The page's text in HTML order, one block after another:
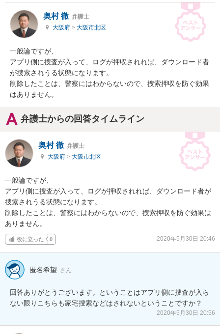
奥村 徹 弁護士
大阪府 > 大阪市北区
一般論ですが、
アプリ側に捜査が入って、ログが押収されれば、ダウンロード者
が捜索されうる状態になります。
削除したことは、警察にはわからないので、捜索押収を防ぐ効果
はありません。
弁護士からの回答タイムライン
奥村 徹 弁護士
大阪府 > 大阪市北区
一般論ですが、
アプリ側に捜査が入って、ログが押収されれば、ダウンロード者が
捜索されうる状態になります。
削除したことは、警察にはわからないので、捜索押収を防ぐ効果は
ありません。
役に立った 0 2020年5月30日 20:46
匿名希望 さん
回答ありがとうございます。ということはアプリ側に捜査が入ら
ない限りこちらも家宅捜索などはされないということですか？
2020年5月30日 20:56